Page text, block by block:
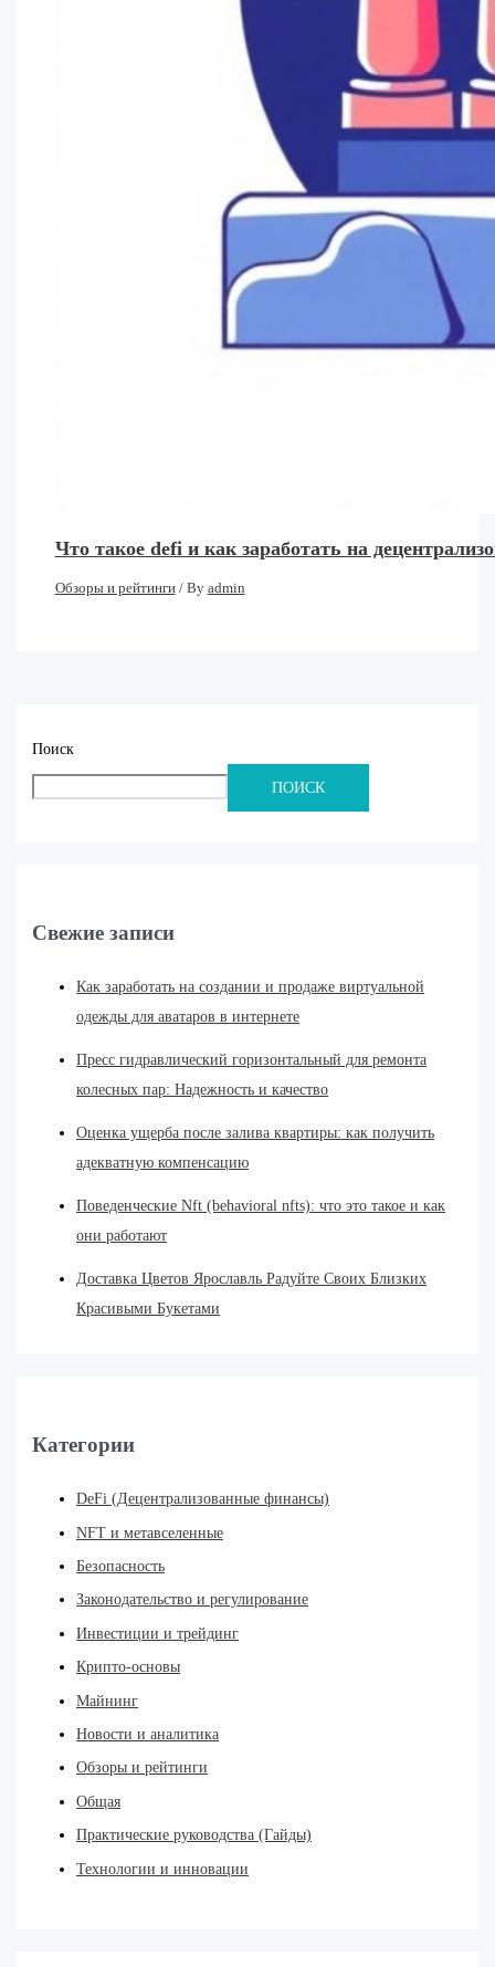
Что такое defi и как заработать на
Обзоры и рейтинги/ By admin
Поиск
ПОИСК
Свежие записи
Как заработать на создании и продаже виртуальной
одежды для аватаров в интернете
Пресс гидравлический горизонтальный для ремонта
колесных пар: Надежность и качество
Оценка ущерба после залива квартиры: как получить
адекватную компенсацию
Поведенческие Nft (behavioral nfts): что это такое и как
они работают
Доставка Цветов Ярославль Радуйте Своих Близких
Красивыми Букетами
Категории
DeFi (Децентрализованные финансы)
NFT и метавселенные
Безопасность
Законодательство и регулирование
Инвестиции и трейдинг
Крипто-основы
Майнинг
Новости и аналитика
Обзоры и рейтинги
Общая
Практические руководства (Гайды)
Технологии и инновации